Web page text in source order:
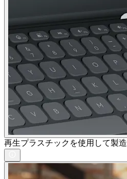
再生プラスチックを使用して製造